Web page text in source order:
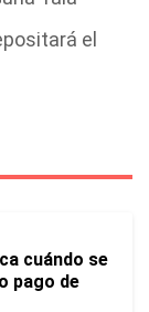
el
cuándo se
pago de